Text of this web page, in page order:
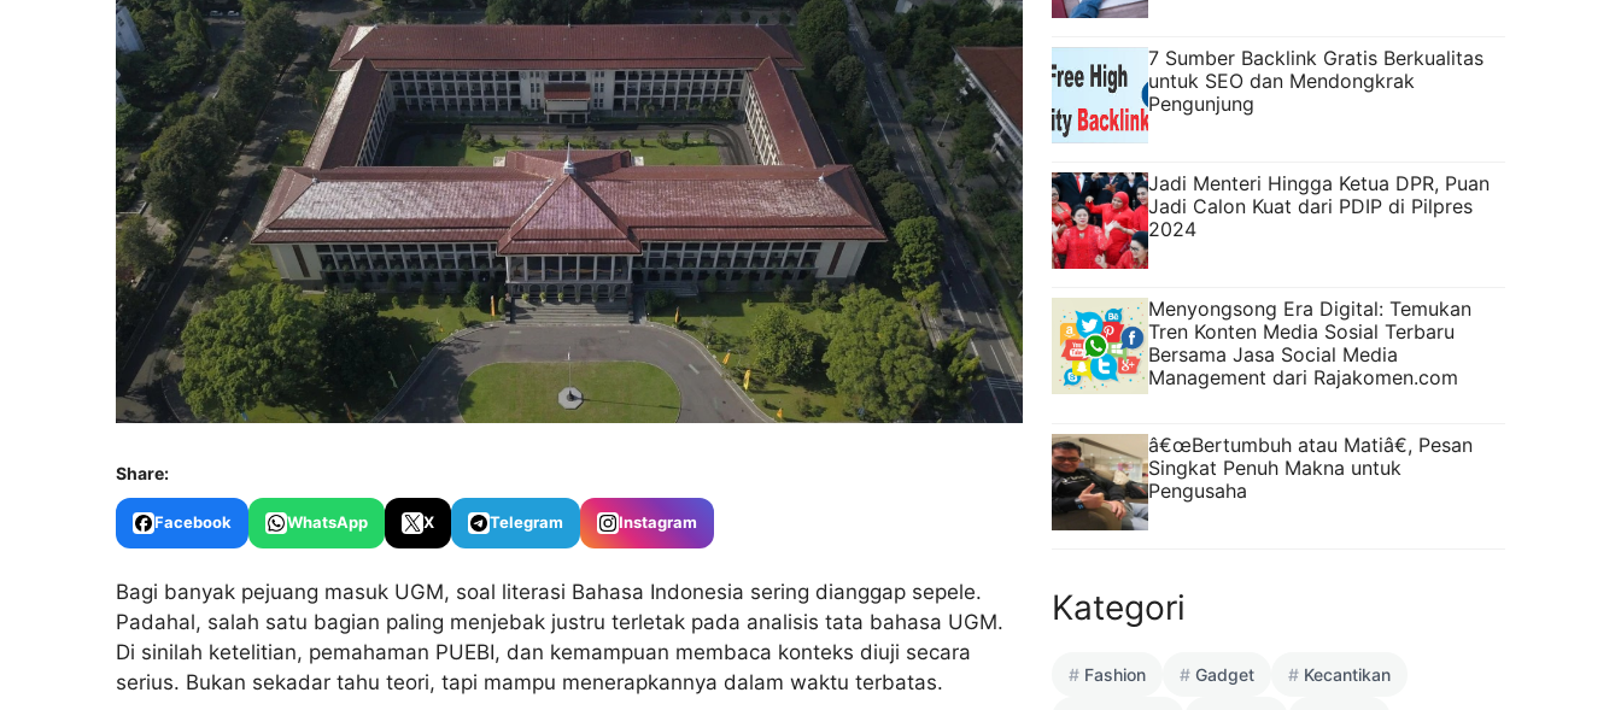
Share:
Facebook WhatsApp X Telegram Instagram
Bagi banyak pejuang masuk UGM, soal literasi Bahasa Indonesia sering dianggap sepele.
Padahal, salah satu bagian paling menjebak justru terletak pada analisis tata bahasa UGM.
Di sinilah ketelitian, pemahaman PUEBI, dan kemampuan membaca konteks diuji secara
serius. Bukan sekadar tahu teori, tapi mampu menerapkannya dalam waktu terbatas.
7 Sumber Backlink Gratis Berkualitas
untuk SEO dan Mendongkrak
Pengunjung
Jadi Menteri Hingga Ketua DPR, Puan
Jadi Calon Kuat dari PDIP di Pilpres
2024
Menyongsong Era Digital: Temukan
Tren Konten Media Sosial Terbaru
Bersama Jasa Social Media
Management dari Rajakomen.com
â€œBertumbuh atau Matiâ€, Pesan
Singkat Penuh Makna untuk
Pengusaha
Kategori
Fashion Gadget Kecantikan